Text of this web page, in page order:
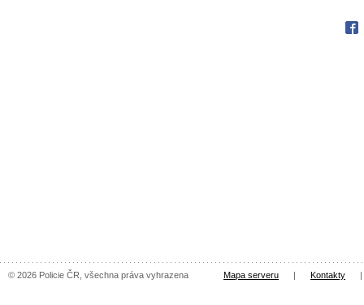
© 2026 Policie ČR, všechna práva vyhrazena Mapa serveru | Kontakty |